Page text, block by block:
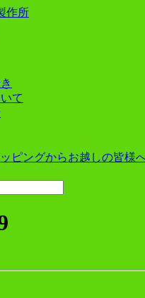
て
ピングからお越しの皆様